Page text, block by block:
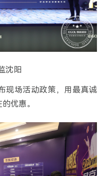
沈阳
现场活动政策，用最真诚
优惠。